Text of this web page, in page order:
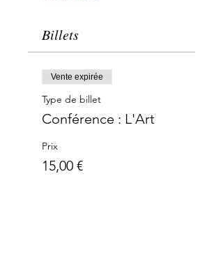
Billets
Vente expirée
Type de billet
Conférence : L'Art
Prix
15,00 €